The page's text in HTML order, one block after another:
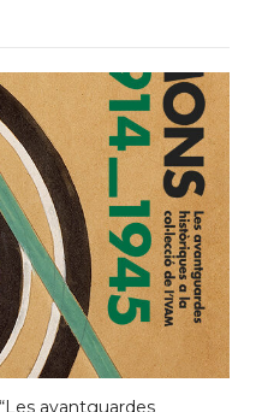
avantguardes